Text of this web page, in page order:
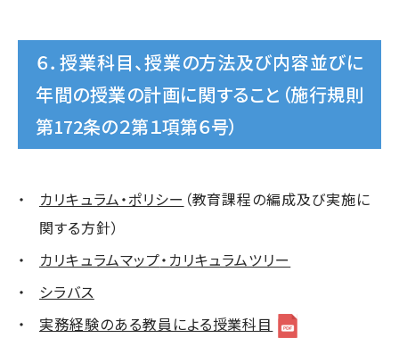
６．授業科目、授業の方法及び内容並びに
年間の授業の計画に関すること（施行規則
第172条の２第１項第６号）
カリキュラム・ポリシー （教育課程の編成及び実施に
関する方針）
カリキュラムマップ・カリキュラムツリー
シラバス
実務経験のある教員による授業科目